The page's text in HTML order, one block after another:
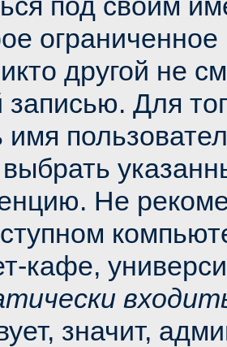
другой не
записью. Для
имя
Не
кафе,
значит,